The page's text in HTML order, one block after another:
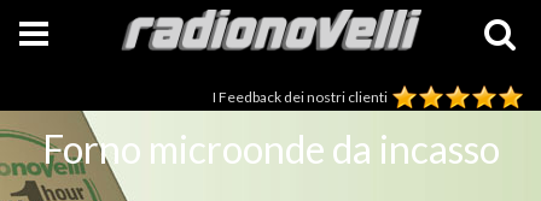
I Feedback dei nostri clienti
Forno microonde da incasso